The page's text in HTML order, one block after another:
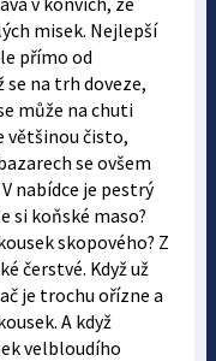
misek. Nejlepší
přímo od
se na trh doveze,
může na chuti
většinou čisto,
se ovšem
nabídce je pestrý
si koňské maso?
skopového? Z
čerstvé. Když už
je trochu ořízne a
A když
velbloudího